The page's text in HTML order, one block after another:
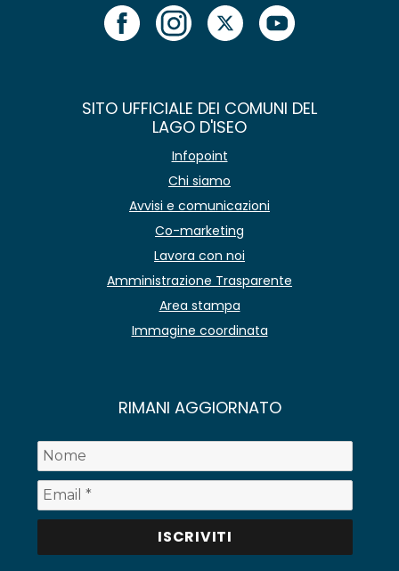
SITO UFFICIALE DEI COMUNI DEL
LAGO D'ISEO
Infopoint
Chi siamo
Avvisi e comunicazioni
Co-marketing
Lavora con noi
Amministrazione Trasparente
Area stampa
Immagine coordinata
RIMANI AGGIORNATO